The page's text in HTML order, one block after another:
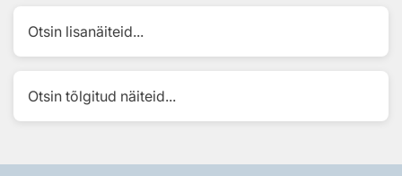
Otsin lisanäiteid...
Otsin tõlgitud näiteid...